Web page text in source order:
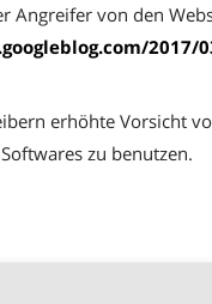
Angreifer von den
2017/
erhöhte Vorsicht
zu benutzen.